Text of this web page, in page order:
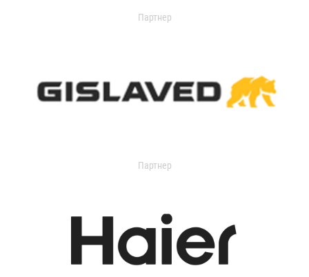
Партнер
Партнер